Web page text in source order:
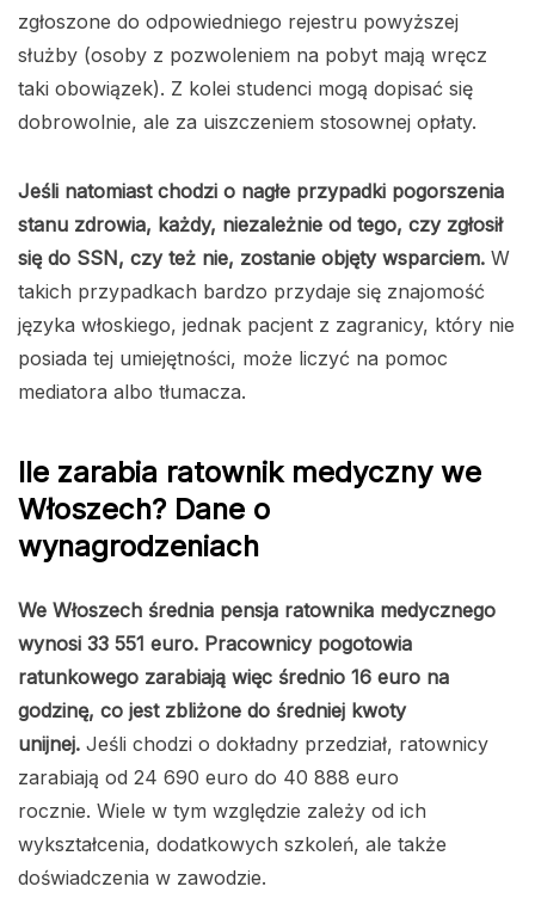
zgłoszone do odpowiedniego rejestru powyższej
służby (osoby z pozwoleniem na pobyt mają wręcz
taki obowiązek). Z kolei studenci mogą dopisać się
dobrowolnie, ale za uiszczeniem stosownej opłaty.
Jeśli natomiast chodzi o nagłe przypadki pogorszenia
stanu zdrowia, każdy, niezależnie od tego, czy zgłosił
się do SSN, czy też nie, zostanie objęty wsparciem. W
takich przypadkach bardzo przydaje się znajomość
języka włoskiego, jednak pacjent z zagranicy, który nie
posiada tej umiejętności, może liczyć na pomoc
mediatora albo tłumacza.
Ile zarabia ratownik medyczny we
Włoszech? Dane o
wynagrodzeniach
We Włoszech średnia pensja ratownika medycznego
wynosi 33 551 euro. Pracownicy pogotowia
ratunkowego zarabiają więc średnio 16 euro na
godzinę, co jest zbliżone do średniej kwoty
unijnej. Jeśli chodzi o dokładny przedział, ratownicy
zarabiają od 24 690 euro do 40 888 euro
rocznie. Wiele w tym względzie zależy od ich
wykształcenia, dodatkowych szkoleń, ale także
doświadczenia w zawodzie.